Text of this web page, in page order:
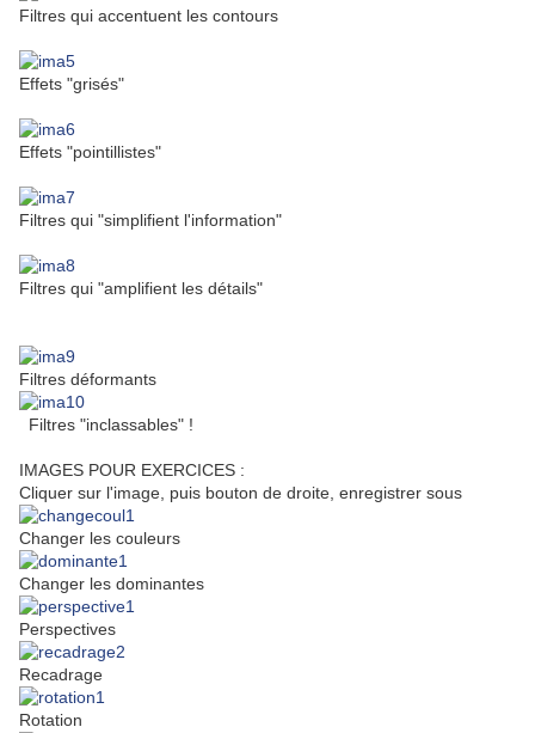
Filtres qui accentuent les contours
Effets "grisés"
Effets "pointillistes"
Filtres qui "simplifient l'information"
Filtres qui "amplifient les détails"
Filtres déformants
Filtres "inclassables" !
IMAGES POUR EXERCICES :
Cliquer sur l'image, puis bouton de droite, enregistrer sous
Changer les couleurs
Changer les dominantes
Perspectives
Recadrage
Rotation